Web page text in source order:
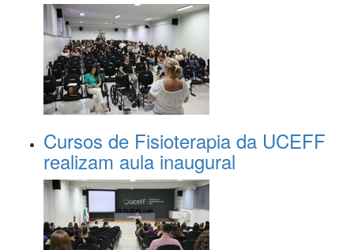
Cursos de Fisioterapia da UCEFF
realizam aula inaugural